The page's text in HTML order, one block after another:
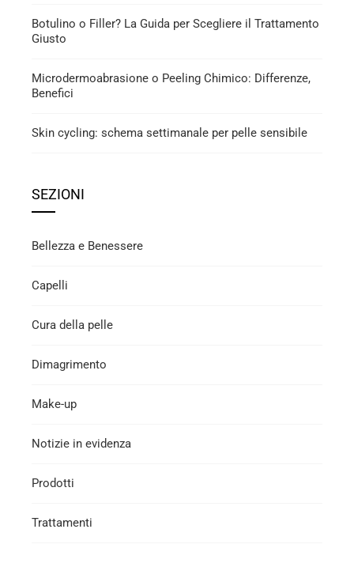
Botulino o Filler? La Guida per Scegliere il Trattamento
Giusto
Microdermoabrasione o Peeling Chimico: Differenze,
Benefici
Skin cycling: schema settimanale per pelle sensibile
SEZIONI
Bellezza e Benessere
Capelli
Cura della pelle
Dimagrimento
Make-up
Notizie in evidenza
Prodotti
Trattamenti